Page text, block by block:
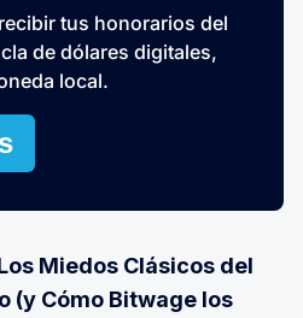
tus honorarios del
de dólares digitales,
local.
Miedos Clásicos del
(y Cómo Bitwage los